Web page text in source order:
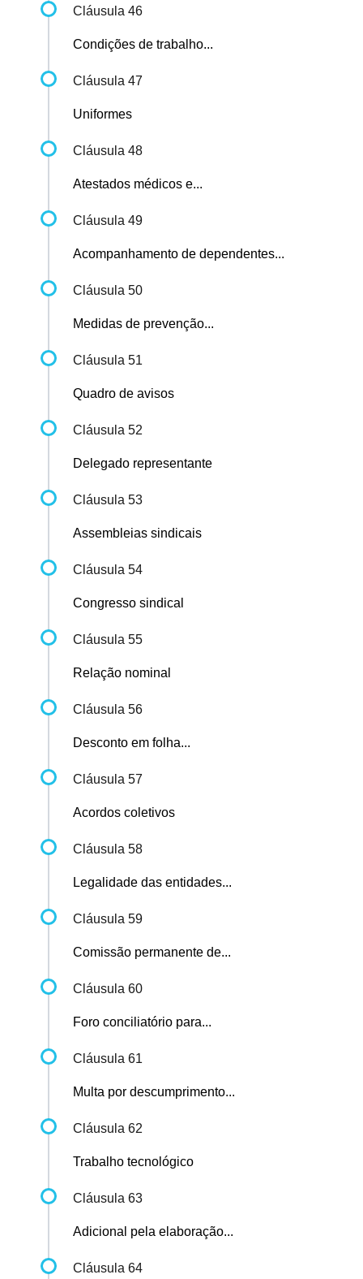
Cláusula 46
Condições de trabalho...
Cláusula 47
Uniformes
Cláusula 48
Atestados médicos e...
Cláusula 49
Acompanhamento de dependentes...
Cláusula 50
Medidas de prevenção...
Cláusula 51
Quadro de avisos
Cláusula 52
Delegado representante
Cláusula 53
Assembleias sindicais
Cláusula 54
Congresso sindical
Cláusula 55
Relação nominal
Cláusula 56
Desconto em folha...
Cláusula 57
Acordos coletivos
Cláusula 58
Legalidade das entidades...
Cláusula 59
Comissão permanente de...
Cláusula 60
Foro conciliatório para...
Cláusula 61
Multa por descumprimento...
Cláusula 62
Trabalho tecnológico
Cláusula 63
Adicional pela elaboração...
Cláusula 64